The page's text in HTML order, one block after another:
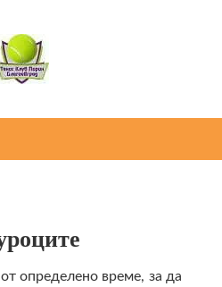
определено време, за да